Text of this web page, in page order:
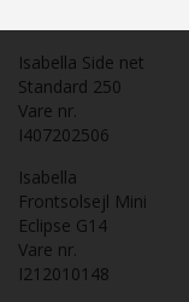
Isabella Side net
Standard 250
Vare nr.
I407202506
Isabella
Frontsolsejl Mini
Eclipse G14
Vare nr.
I212010148